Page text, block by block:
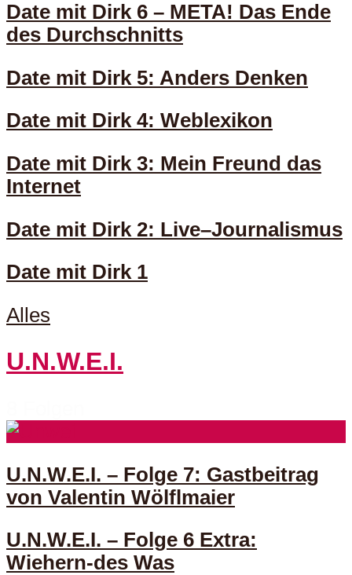
Date mit Dirk 6 – META! Das Ende
des Durchschnitts
Date mit Dirk 5: Anders Denken
Date mit Dirk 4: Weblexikon
Date mit Dirk 3: Mein Freund das
Internet
Date mit Dirk 2: Live–Journalismus
Date mit Dirk 1
Alles
U.N.W.E.I.
U.N.W.E.I. – Folge 7: Gastbeitrag
von Valentin Wölflmaier
U.N.W.E.I. – Folge 6 Extra:
Wiehern-des Was